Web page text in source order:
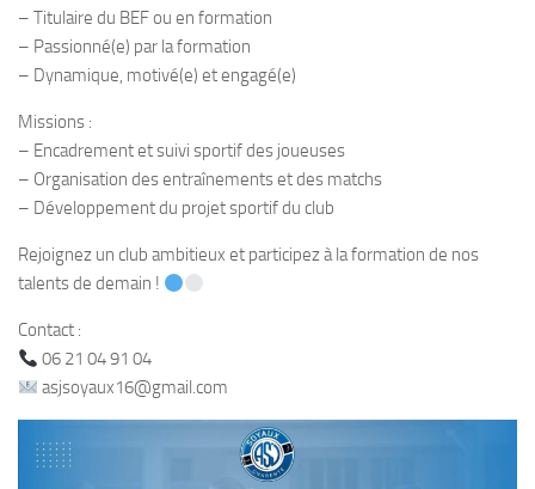
– Titulaire du BEF ou en formation
– Passionné(e) par la formation
– Dynamique, motivé(e) et engagé(e)
Missions :
– Encadrement et suivi sportif des joueuses
– Organisation des entraînements et des matchs
– Développement du projet sportif du club
Rejoignez un club ambitieux et participez à la formation de nos
talents de demain !
Contact :
06 21 04 91 04
asjsoyaux16@gmail.com